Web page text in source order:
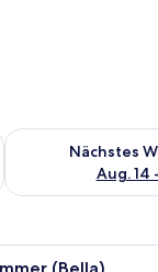
Nächstes
Aug. 14
Überprüfe die
dekoriert,
7